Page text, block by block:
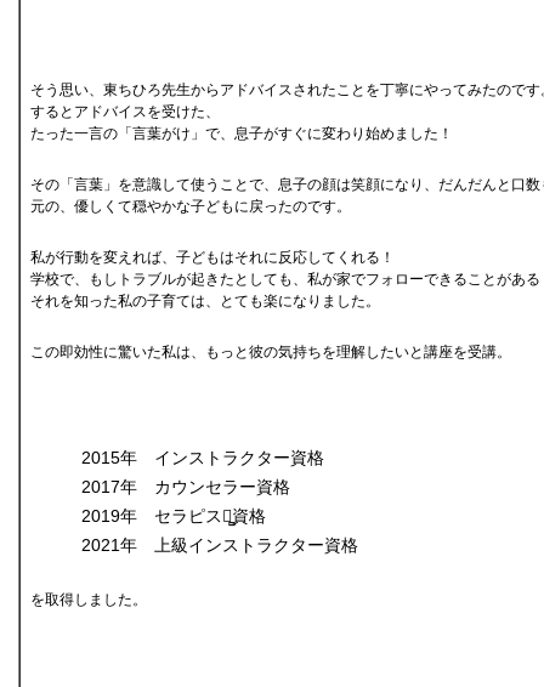
そう思い、東ちひろ先生からアドバイスされたことを丁寧にやってみたのです
するとアドバイスを受けた、
たった一言の「言葉がけ」で、息子がすぐに変わり始めました！
その「言葉」を意識して使うことで、息子の顔は笑顔になり、だんだんと口
元の、優しくて穏やかな子どもに戻ったのです。
私が行動を変えれば、子どもはそれに反応してくれる！
学校で、もしトラブルが起きたとしても、私が家でフォローできることがある
それを知った私の子育ては、とても楽になりました。
この即効性に驚いた私は、もっと彼の気持ちを理解したいと講座を受講。
2015年 インストラクター資格
2017年 カウンセラー資格
2019年 セラピスト̻資格
2021年 上級インストラクター資格
を取得しました。